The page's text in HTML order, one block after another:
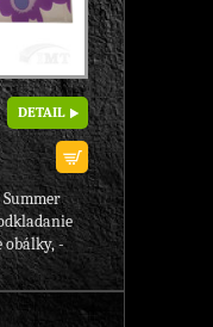
DETAIL
obálky, -